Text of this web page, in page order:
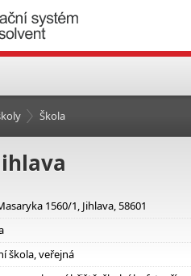
Škola
1560/1, Jihlava, 58601
škola, veřejná